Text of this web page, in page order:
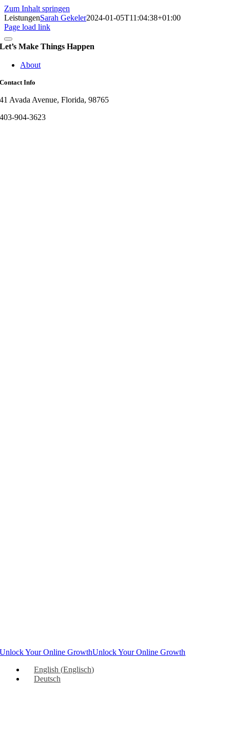
Zum Inhalt springen
LeistungenSarah Gekeler2024-01-05T11:04:38+01:00
Page load link
Let’s Make Things Happen
About
Contact Info
41 Avada Avenue, Florida, 98765
403-904-3623
Unlock Your Online GrowthUnlock Your Online Growth
English (Englisch)
Deutsch